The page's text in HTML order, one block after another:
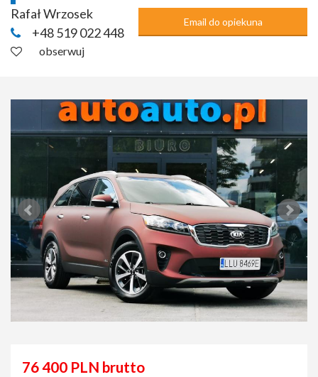
Rafał Wrzosek
+48 519 022 448
Email do opiekuna
obserwuj
76 400 PLN brutto